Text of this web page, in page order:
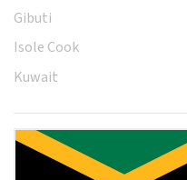
Gibuti
Isole Cook
Kuwait